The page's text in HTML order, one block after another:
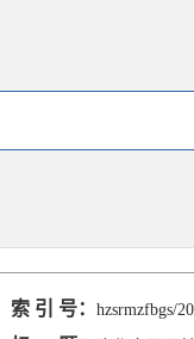
索 引 号：hzsrmzfbgs/